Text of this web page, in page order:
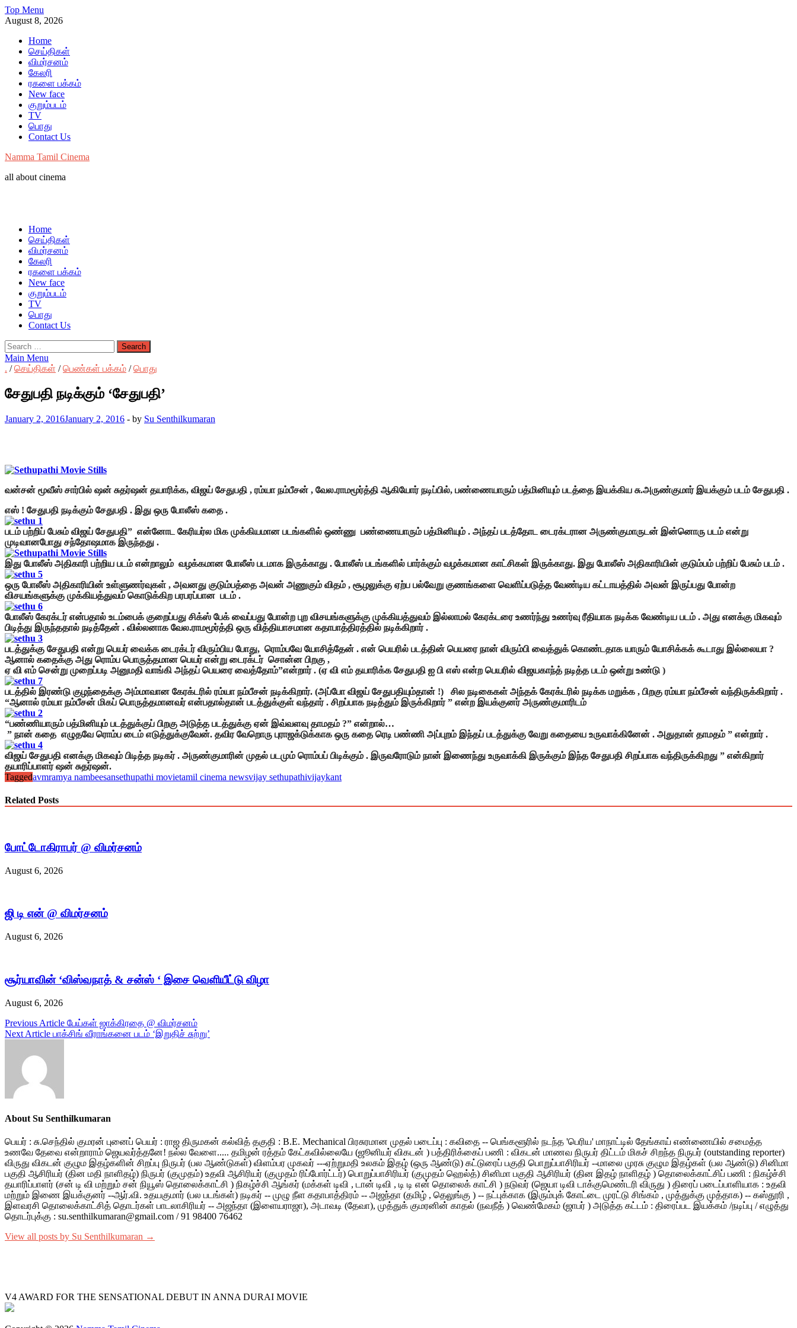
Skip
to
Top Menu
August 8, 2026
Home
செய்திகள்
விமர்சனம்
கேலரி
ரகளை பக்கம்
New face
குறும்படம்
TV
பொது
Contact Us
Namma Tamil Cinema
all about cinema
Home
செய்திகள்
விமர்சனம்
கேலரி
ரகளை பக்கம்
New face
குறும்படம்
TV
பொது
Contact Us
Search
for:
Main Menu
. /செய்திகள் /பெண்கள் பக்கம் /பொது
சேதுபதி நடிக்கும் ‘சேதுபதி’
January 2, 2016January 2, 2016 - by Su Senthilkumaran
வன்சன் மூவீஸ் சார்பில் ஷன் சுதர்ஷன் தயாரிக்க, விஜய் சேதுபதி , ரம்யா நம்பீசன் , வேல.ராமமூர்த்தி ஆகியோர் நடிப்பில், பண்ணையாரும் பத்மினியும் படத்தை இயக்கிய சு.அருண்குமார் இயக்கும் படம் சேதுபதி .
எஸ் ! சேதுபதி நடிக்கும் சேதுபதி . இது ஒரு போலீஸ் கதை .
படம் பற்றிப் பேசும் விஜய் சேதுபதி” என்னோட கேரியர்ல மிக முக்கியமான படங்களில் ஒண்ணு பண்ணையாரும் பத்மினியும் . அந்தப் படத்தோட டைரக்டரான அருண்குமாருடன் இன்னொரு படம் என்று
முடிவானபோது சந்தோஷமாக இருந்தது .
இது போலீஸ் அதிகாரி பற்றிய படம் என்றாலும் வழக்கமான போலீஸ் படமாக இருக்காது . போலீஸ் படங்களில் பார்க்கும் வழக்கமான காட்சிகள் இருக்காது. இது போலீஸ் அதிகாரியின் குடும்பம் பற்றிப் பேசும் படம் .
ஒரு போலீஸ் அதிகாரியின் உள்ளுணர்வுகள் , அவனது குடும்பத்தை அவன் அணுகும் விதம் , சூழலுக்கு ஏற்ப பல்வேறு குணங்களை வெளிப்படுத்த வேண்டிய கட்டாயத்தில் அவன் இருப்பது போன்ற
விசயங்களுக்கு முக்கியத்துவம் கொடுக்கிற பரபரப்பான படம் .
போலீஸ் கேரக்டர் என்பதால் உடம்பைக் குறைப்பது சிக்ஸ் பேக் வைப்பது போன்ற புற விசயங்களுக்கு முக்கியத்துவம் இல்லாமல் கேரக்டரை உணர்ந்து உணர்வு ரீதியாக நடிக்க வேண்டிய படம் . அது எனக்கு மிகவும்
பிடித்து இருந்ததால் நடித்தேன் . வில்லனாக வேல.ராமமூர்த்தி ஒரு வித்தியாசமான கதாபாத்திரத்தில் நடிக்கிறார் .
படத்துக்கு சேதுபதி என்று பெயர் வைக்க டைரக்டர் விரும்பிய போது, ரொம்பவே யோசித்தேன் . என் பெயரில் படத்தின் பெயரை நான் விரும்பி வைத்துக் கொண்டதாக யாரும் யோசிக்கக் கூடாது இல்லையா ?
ஆனால் கதைக்கு அது ரொம்ப பொருத்தமான பெயர் என்று டைரக்டர் சொன்ன பிறகு ,
ஏ வி எம் சென்று முறைப்படி அனுமதி வாங்கி அந்தப் பெயரை வைத்தோம்”என்றார் . (ஏ வி எம் தயாரிக்க சேதுபதி ஐ பி எஸ் என்ற பெயரில் விஜயகாந்த் நடித்த படம் ஒன்று உண்டு )
படத்தில் இரண்டு குழந்தைக்கு அம்மாவான கேரக்டரில் ரம்யா நம்பீசன் நடிக்கிறார். (அப்போ விஜய் சேதுபதியும்தான் !) சில நடிகைகள் அந்தக் கேரக்டரில் நடிக்க மறுக்க , பிறகு ரம்யா நம்பீசன் வந்திருக்கிறார் .
“ஆனால் ரம்யா நம்பீசன் மிகப் பொருத்தமானவர் என்பதால்தான் படத்துக்குள் வந்தார் . சிறப்பாக நடித்தும் இருக்கிறார் ” என்ற இயக்குனர் அருண்குமாரிடம்
“பண்ணியாரும் பத்மினியும் படத்துக்குப் பிறகு அடுத்த படத்துக்கு ஏன் இவ்வளவு தாமதம் ?” என்றால்…
” நான் கதை எழுதவே ரொம்ப டைம் எடுத்துக்குவேன். தவிர வேறொரு புராஜக்டுக்காக ஒரு கதை ரெடி பண்ணி அப்புறம் இந்தப் படத்துக்கு வேறு கதையை உருவாக்கினேன் . அதுதான் தாமதம் ” என்றார் .
விஜய் சேதுபதி எனக்கு மிகவும் பிடித்த நடிகர் . அருண்குமாரின் முதல் படமும் ரொம்பப் பிடிக்கும் . இருவரோடும் நான் இணைந்து உருவாக்கி இருக்கும் இந்த சேதுபதி சிறப்பாக வந்திருக்கிறது ” என்கிறார்
தயாரிப்பாளர் ஷன் சுதர்ஷன்.
Taggedavmramya nambeesansethupathi movietamil cinema newsvijay sethupathivijaykant
Related Posts
போட்டோகிராபர் @ விமர்சனம்
August 6, 2026
ஜி டி என் @ விமர்சனம்
August 6, 2026
சூர்யாவின் ‘விஸ்வநாத் & சன்ஸ் ‘ இசை வெளியீட்டு விழா
August 6, 2026
Post
navigation
Previous Article பேய்கள் ஜாக்கிரதை @ விமர்சனம்
Next Article பாக்சிங் வீராங்கனை படம் ‘இறுதிச் சுற்று’
About Su Senthilkumaran
பெயர் : சு.செந்தில் குமரன் புனைப் பெயர் : ராஜ திருமகன் கல்வித் தகுதி : B.E. Mechanical பிரசுரமான முதல் படைப்பு : கவிதை -- பெங்களூரில் நடந்த 'பெரிய' மாநாட்டில் தேங்காய் எண்ணையில் சமைத்த
உணவே தேவை என்றாராம் ஜெயவர்த்தனே! நல்ல வேளை..... தமிழன் ரத்தம் கேட்கவில்லையே (ஜூனியர் விகடன் ) பத்திரிக்கைப் பணி : விகடன் மாணவ நிருபர் திட்டம் மிகச் சிறந்த நிருபர் (outstanding reporter)
விருது விகடன் குழும இதழ்களின் சிறப்பு நிருபர் (பல ஆண்டுகள்) விளம்பர முகவர் ---ஏற்றுமதி உலகம் இதழ் (ஒரு ஆண்டு) கட்டுரைப் பகுதி பொறுப்பாசிரியர் --மாலை முரசு குழும இதழ்கள் (பல ஆண்டு) சினிமா
பகுதி ஆசிரியர் (தின மதி நாளிதழ்) நிருபர் (குமுதம்) உதவி ஆசிரியர் (குமுதம் ரிப்போர்ட்டர்) பொறுப்பாசிரியர் (குமுதம் ஹெல்த்) சினிமா பகுதி ஆசிரியர் (தின இதழ் நாளிதழ் ) தொலைக்காட்சிப் பணி : நிகழ்ச்சி
தயாரிப்பாளர் (சன் டி வி மற்றும் சன் நியூஸ் தொலைக்காட்சி ) நிகழ்ச்சி ஆங்கர் (மக்கள் டிவி , டான் டிவி , டி டி என் தொலைக் காட்சி ) நடுவர் (ஜெயா டிவி டாக்குமெண்டரி விருது ) திரைப் படைப்பாளியாக : உதவி
மற்றும் இணை இயக்குனர் --ஆர்.வி. உதயகுமார் (பல படங்கள்) நடிகர் -- முழு நீள கதாபாத்திரம் -- அஜந்தா (தமிழ் , தெலுங்கு ) -- நட்புக்காக (இரும்புக் கோட்டை முரட்டு சிங்கம் , முத்துக்கு முத்தாக) -- கஸ்தூரி ,
இளவரசி தொலைக்காட்சித் தொடர்கள் பாடலாசிரியர் -- அஜந்தா (இளையராஜா), அடாவடி (தேவா), முத்துக் குமரனின் காதல் (நவநீத் ) வெண்மேகம் (ஜாபர் ) அடுத்த கட்டம் : திரைப்பட இயக்கம் /நடிப்பு / எழுத்து
தொடர்புக்கு : su.senthilkumaran@gmail.com / 91 98400 76462
View all posts by Su Senthilkumaran →
V4 AWARD FOR THE SENSATIONAL DEBUT IN ANNA DURAI MOVIE